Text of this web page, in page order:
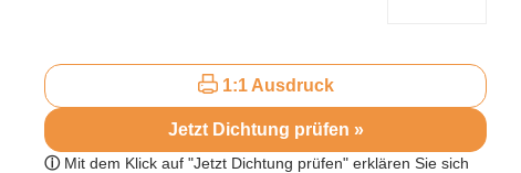
1:1 Ausdruck
Jetzt Dichtung prüfen »
ⓘ Mit dem Klick auf "Jetzt Dichtung prüfen" erklären Sie sich